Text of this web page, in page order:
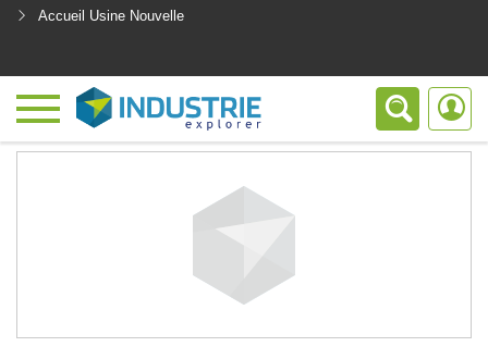
Accueil Usine Nouvelle